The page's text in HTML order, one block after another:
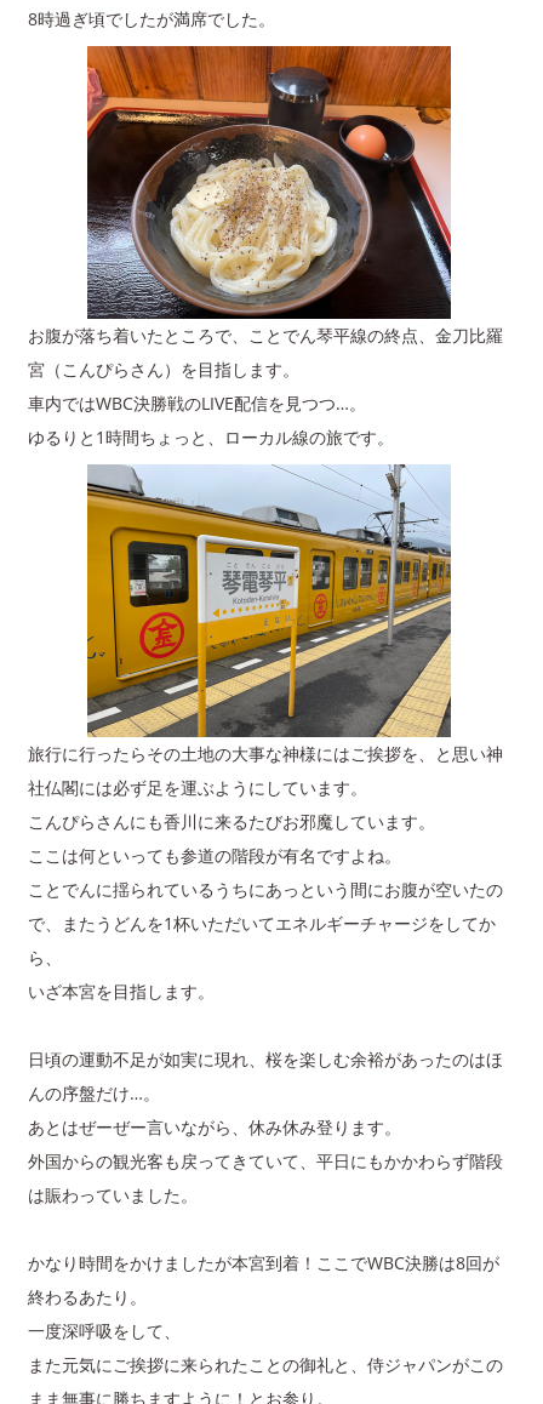
8時過ぎ頃でしたが満席でした。
お腹が落ち着いたところで、ことでん琴平線の終点、金刀比羅
宮（こんぴらさん）を目指します。
車内ではWBC決勝戦のLIVE配信を見つつ…。
ゆるりと1時間ちょっと、ローカル線の旅です。
旅行に行ったらその土地の大事な神様にはご挨拶を、と思い神
社仏閣には必ず足を運ぶようにしています。
こんぴらさんにも香川に来るたびお邪魔しています。
ここは何といっても参道の階段が有名ですよね。
ことでんに揺られているうちにあっという間にお腹が空いたの
で、またうどんを1杯いただいてエネルギーチャージをしてか
ら、
いざ本宮を目指します。
日頃の運動不足が如実に現れ、桜を楽しむ余裕があったのはほ
んの序盤だけ…。
あとはぜーぜー言いながら、休み休み登ります。
外国からの観光客も戻ってきていて、平日にもかかわらず階段
は賑わっていました。
かなり時間をかけましたが本宮到着！ここでWBC決勝は8回が
終わるあたり。
一度深呼吸をして、
また元気にご挨拶に来られたことの御礼と、侍ジャパンがこの
まま無事に勝ちますように！とお参り。